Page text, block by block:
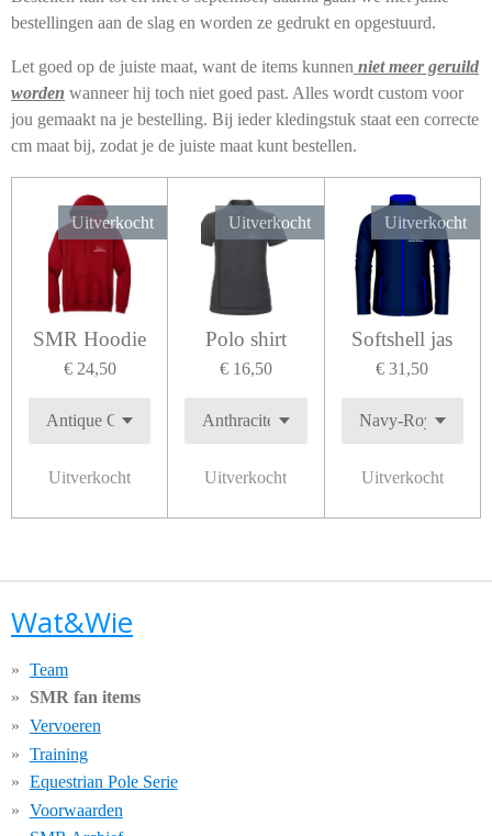
bestellingen aan de slag en worden ze gedrukt en opgestuurd.
Let goed op de juiste maat, want de items kunnen niet meer geruild
worden wanneer hij toch niet goed past. Alles wordt custom voor
jou gemaakt na je bestelling. Bij ieder kledingstuk staat een correcte
cm maat bij, zodat je de juiste maat kunt bestellen.
Uitverkocht
SMR Hoodie
€ 24,50
Uitverkocht
Uitverkocht
Polo shirt
€ 16,50
Uitverkocht
Uitverkocht
Softshell jas
€ 31,50
Uitverkocht
Wat&Wie
Team
SMR fan items
Vervoeren
Training
Equestrian Pole Serie
Voorwaarden